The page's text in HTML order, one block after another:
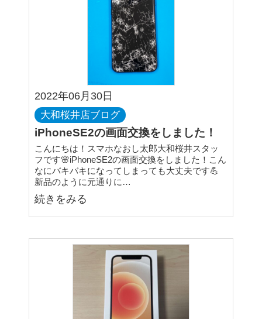
2022年06月30日
大和桜井店ブログ
iPhoneSE2の画面交換をしました！
こんにちは！スマホなおし太郎大和桜井スタッ
フです🌸iPhoneSE2の画面交換をしました！こん
なにバキバキになってしまっても大丈夫です💪
新品のように元通りに…
続きをみる